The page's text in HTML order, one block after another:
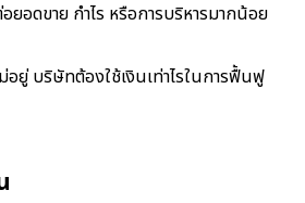
อดขาย กำไร หรือการบริหารมากน้อย
อยู่ บริษัทต้องใช้เงินเท่าไรในการฟื้นฟู